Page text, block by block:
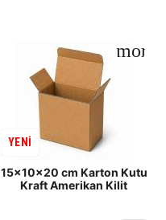
15x10x20 cm Karton Kutu
Kraft Amerikan Kilit
YENİ